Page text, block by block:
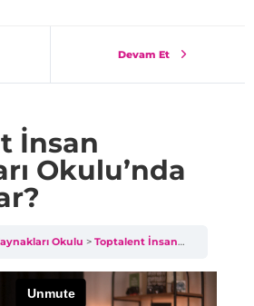
Devam Et
İnsan
Okulu’nda
Okulu Toptalent İnsan Kaynakları Okulu’nda Kimler Var?